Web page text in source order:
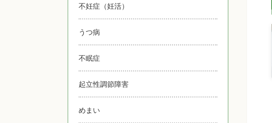
不妊症（妊活）
うつ病
不眠症
起立性調節障害
めまい